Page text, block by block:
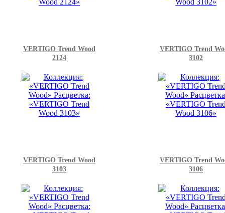
VERTIGO Trend Wood
2124
VERTIGO Trend
3102
VERTIGO Trend Wood
3103
VERTIGO Trend
3106